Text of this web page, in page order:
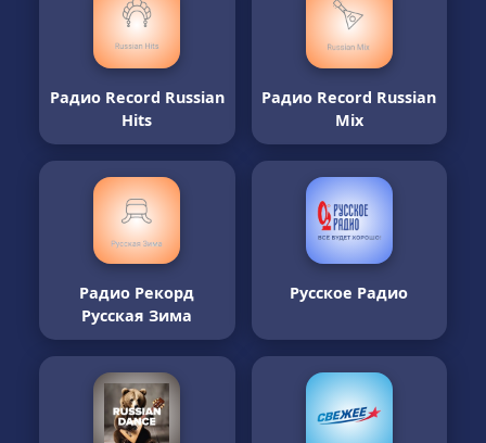
Радио Record Russian
Hits
Радио Record Russian
Mix
Радио Рекорд
Русская Зима
Русское Радио